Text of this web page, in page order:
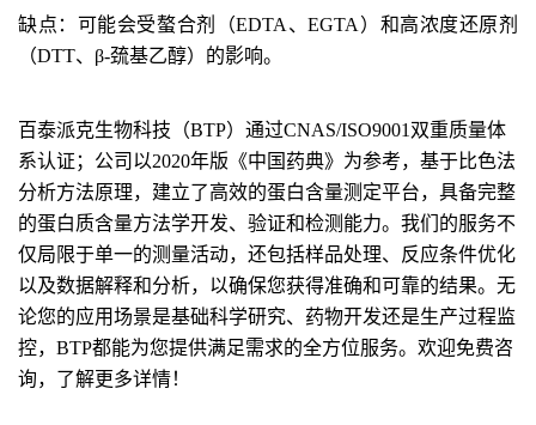
缺点： 可能会受螯合剂（EDTA 、EGTA ）和高浓度还原剂
（DTT、β-巯基乙醇）的影响。
百泰派克生物科技（BTP）通过CNAS/ISO9001 双重质量体
系认证；公司以2020年版《中国药典》为参考，基于比色法
分析方法原理，建立了高效的蛋白含量测定平台，具备完整
的蛋白质含量方法学开发、验证和检测能力。我们的服务不
仅局限于单一的测量活动，还包括样品处理、反应条件优化
以及数据解释和分析，以确保您获得准确和可靠的结果。无
论您的应用场景是基础科学研究、药物开发还是生产过程监
控， BTP都能为您提供满足需求的全方位服务。欢迎免费咨
询，了解更多详情！